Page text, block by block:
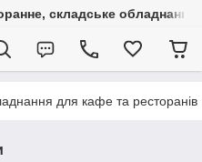
складське обладнання
для кафе та ресторанів